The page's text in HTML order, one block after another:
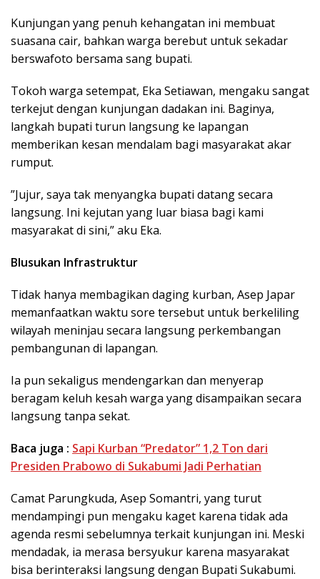
Kunjungan yang penuh kehangatan ini membuat
suasana cair, bahkan warga berebut untuk sekadar
berswafoto bersama sang bupati.
​Tokoh warga setempat, Eka Setiawan, mengaku sangat
terkejut dengan kunjungan dadakan ini. Baginya,
langkah bupati turun langsung ke lapangan
memberikan kesan mendalam bagi masyarakat akar
rumput.
​”Jujur, saya tak menyangka bupati datang secara
langsung. Ini kejutan yang luar biasa bagi kami
masyarakat di sini,” aku Eka.
​Blusukan Infrastruktur
​Tidak hanya membagikan daging kurban, Asep Japar
memanfaatkan waktu sore tersebut untuk berkeliling
wilayah meninjau secara langsung perkembangan
pembangunan di lapangan.
Ia pun sekaligus mendengarkan dan menyerap
beragam keluh kesah warga yang disampaikan secara
langsung tanpa sekat.
Baca juga : Sapi Kurban “Predator” 1,2 Ton dari
Presiden Prabowo di Sukabumi Jadi Perhatian
​Camat Parungkuda, Asep Somantri, yang turut
mendampingi pun mengaku kaget karena tidak ada
agenda resmi sebelumnya terkait kunjungan ini. Meski
mendadak, ia merasa bersyukur karena masyarakat
bisa berinteraksi langsung dengan Bupati Sukabumi.